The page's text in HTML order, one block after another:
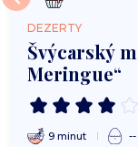
DEZERTY
Švýcarský
Meringue“
9 minut